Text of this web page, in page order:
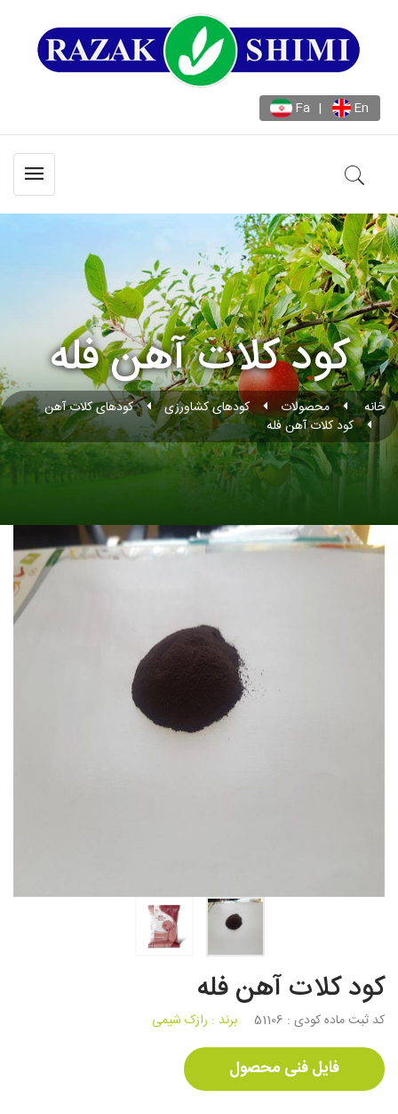
Fa | En
کود کلات آهن فله
خانه محصولات کودهای کشاورزی
کودهای کلات آهن
کود کلات آهن فله
کود کلات آهن فله
کد ثبت ماده کودی : 51106 برند : رازک شیمی
فایل فنی محصول